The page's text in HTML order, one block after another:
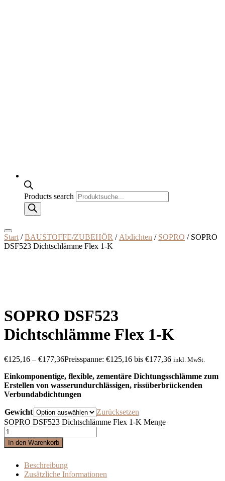
Products search
Start /BAUSTOFFE/ZUBEHÖR / Abdichten / SOPRO / SOPRO
DSF523 Dichtschlämme Flex 1-K
SOPRO DSF523
Dichtschlämme Flex 1-K
€125,16 – €177,36Preisspanne: €125,16 bis €177,36 inkl. MwSt.
Einkomponentige, flexible, zementäre Dichtungsschlämme zum
Erstellen von wasserundurchlässigen, rissüberbrückenden
Verbundabdichtungen
Gewicht
Zurücksetzen
SOPRO DSF523 Dichtschlämme Flex 1-K Menge
In den Warenkorb
Beschreibung
Zusätzliche Informationen